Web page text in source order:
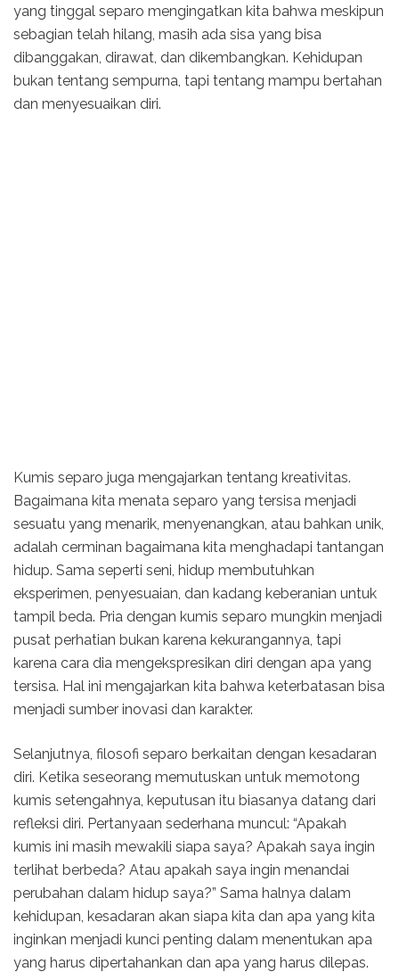
yang tinggal separo mengingatkan kita bahwa meskipun
sebagian telah hilang, masih ada sisa yang bisa
dibanggakan, dirawat, dan dikembangkan. Kehidupan
bukan tentang sempurna, tapi tentang mampu bertahan
dan menyesuaikan diri.
Kumis separo juga mengajarkan tentang kreativitas.
Bagaimana kita menata separo yang tersisa menjadi
sesuatu yang menarik, menyenangkan, atau bahkan unik,
adalah cerminan bagaimana kita menghadapi tantangan
hidup. Sama seperti seni, hidup membutuhkan
eksperimen, penyesuaian, dan kadang keberanian untuk
tampil beda. Pria dengan kumis separo mungkin menjadi
pusat perhatian bukan karena kekurangannya, tapi
karena cara dia mengekspresikan diri dengan apa yang
tersisa. Hal ini mengajarkan kita bahwa keterbatasan bisa
menjadi sumber inovasi dan karakter.
Selanjutnya, filosofi separo berkaitan dengan kesadaran
diri. Ketika seseorang memutuskan untuk memotong
kumis setengahnya, keputusan itu biasanya datang dari
refleksi diri. Pertanyaan sederhana muncul: “Apakah
kumis ini masih mewakili siapa saya? Apakah saya ingin
terlihat berbeda? Atau apakah saya ingin menandai
perubahan dalam hidup saya?” Sama halnya dalam
kehidupan, kesadaran akan siapa kita dan apa yang kita
inginkan menjadi kunci penting dalam menentukan apa
yang harus dipertahankan dan apa yang harus dilepas.